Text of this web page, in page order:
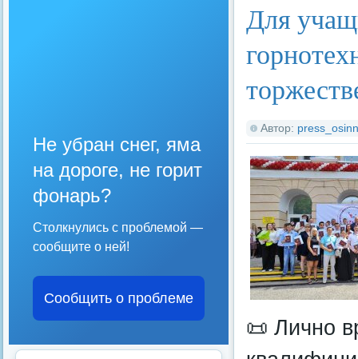
Для
Автор:
📜 Лично
Не убран снег, яма
на дороге, не горит
фонарь?
Столкнулись с проблемой —
сообщите о ней!
Сообщить о проблеме